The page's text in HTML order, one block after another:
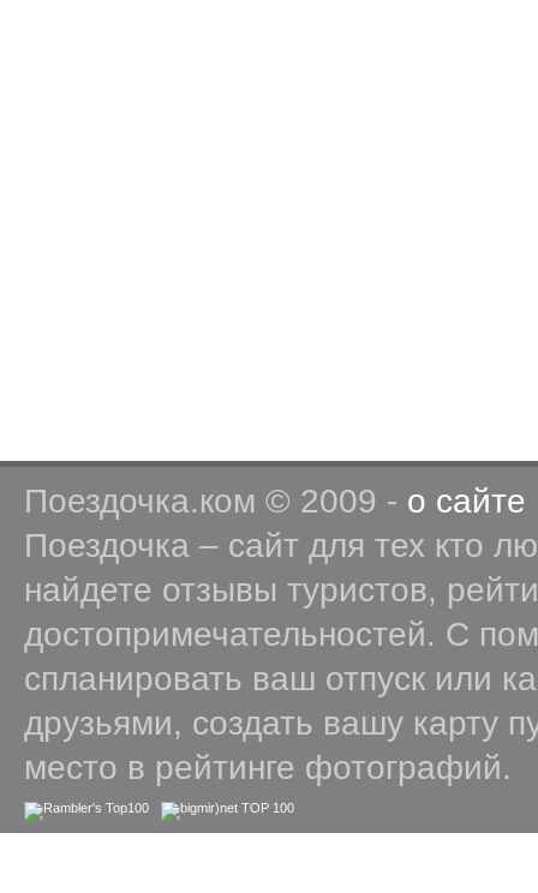
Поездочка.ком © 2009 - о сайте
Поездочка – сайт для тех кто
найдете отзывы туристов,
достопримечательностей. С
спланировать ваш отпуск или
друзьями, создать вашу карту
место в рейтинге фотографий.